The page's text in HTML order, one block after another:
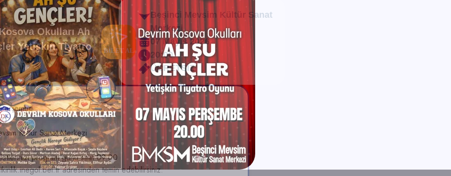
Okulları Ah
Yetişkin Tiyatro
Beşinci Mevsim Kültür Sanat
Merkezi
07 Mayıs 2026
20:00
ÜCRETSİZ
BİLET AL
Kültür Sanat Merkezi
program günü saat 09.00
adresinden temin edebilirsiniz.